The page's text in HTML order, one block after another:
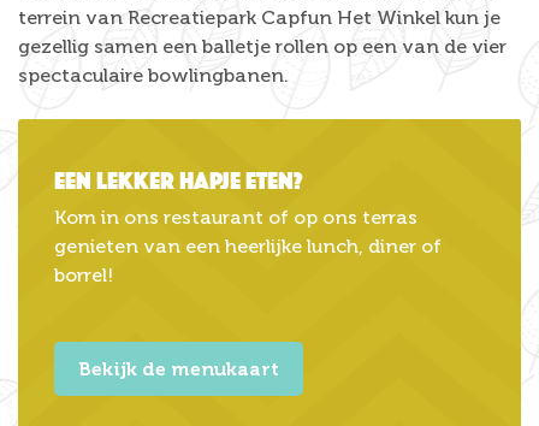
terrein van Recreatiepark Capfun Het Winkel kun je
gezellig samen een balletje rollen op een van de vier
spectaculaire bowlingbanen.
Een lekker hapje eten?
Kom in ons restaurant of op ons terras
genieten van een heerlijke lunch, diner of
borrel!
Bekijk de menukaart